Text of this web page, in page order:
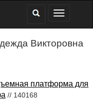
Викторовна
платформа для
// 140168